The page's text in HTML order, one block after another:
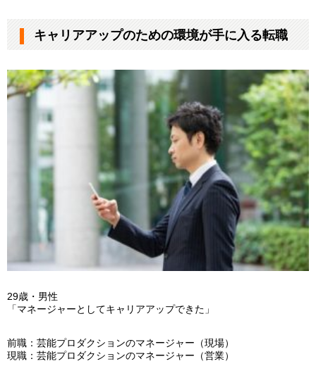
キャリアアップのための環境が手に入る転職
29歳・男性
「マネージャーとしてキャリアアップできた」
前職：芸能プロダクションのマネージャー（現場）
現職：芸能プロダクションのマネージャー（営業）